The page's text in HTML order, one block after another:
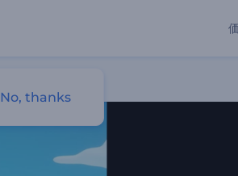
No, thanks